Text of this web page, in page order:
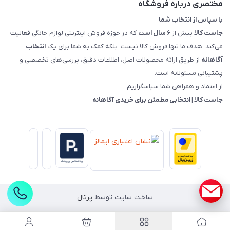
مختصری درباره فروشگاه
با سپاس از انتخاب شما
جاست کالا بیش از ۶ سال است
که در حوزه فروش اینترنتی لوازم خانگی فعالیت
می‌کند. هدف ما تنها فروش کالا نیست؛ بلکه کمک به شما برای یک انتخاب
آگاهانه از طریق ارائه محصولات اصل، اطلاعات دقیق، بررسی‌های تخصصی و
پشتیبانی مسئولانه است.
از اعتماد و همراهی شما سپاسگزاریم.
جاست کالا | انتخابی مطمئن برای خریدی آگاهانه
ساخت سایت توسط پرتال